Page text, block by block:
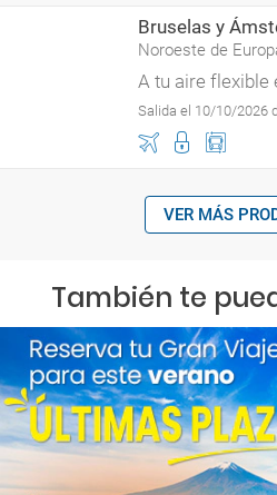
Bruselas y
Noroeste de
A tu aire flexible
Salida el 10/10/2026
VER MÁS
También te